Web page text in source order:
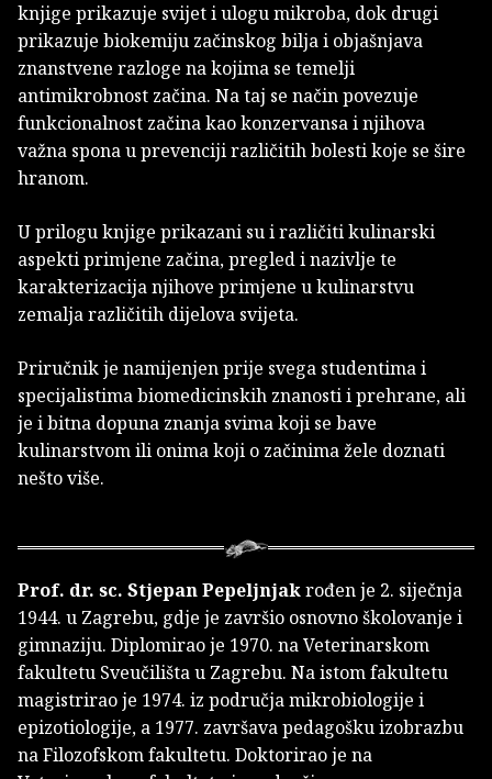
knjige prikazuje svijet i ulogu mikroba, dok drugi
prikazuje biokemiju začinskog bilja i objašnjava
znanstvene razloge na kojima se temelji
antimikrobnost začina. Na taj se način povezuje
funkcionalnost začina kao konzervansa i njihova
važna spona u prevenciji različitih bolesti koje se šire
hranom.
U prilogu knjige prikazani su i različiti kulinarski
aspekti primjene začina, pregled i nazivlje te
karakterizacija njihove primjene u kulinarstvu
zemalja različitih dijelova svijeta.
Priručnik je namijenjen prije svega studentima i
specijalistima biomedicinskih znanosti i prehrane, ali
je i bitna dopuna znanja svima koji se bave
kulinarstvom ili onima koji o začinima žele doznati
nešto više.
Prof. dr. sc. Stjepan Pepeljnjakrođen je 2. siječnja
1944. u Zagrebu, gdje je završio osnovno školovanje i
gimnaziju. Diplomirao je 1970. na Veterinarskom
fakultetu Sveučilišta u Zagrebu. Na istom fakultetu
magistrirao je 1974. iz područja mikrobiologije i
epizotiologije, a 1977. završava pedagošku izobrazbu
na Filozofskom fakultetu. Doktorirao je na